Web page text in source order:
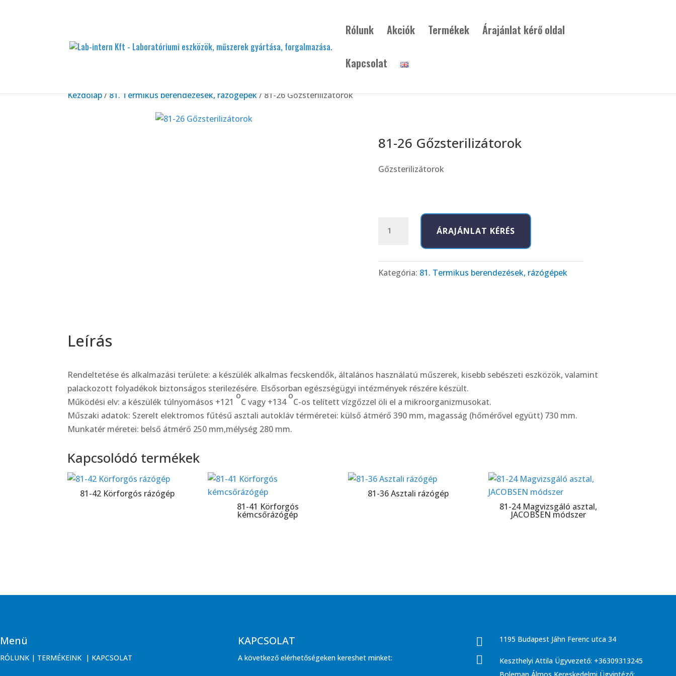
Rólunk Akciók Termékek Árajánlat kérő oldal
Kapcsolat
Kezdőlap/81. Termikus berendezések, rázógépek/ 81-26 Gőzsterilizátorok
81-26 Gőzsterilizátorok
Gőzsterilizátorok
Gőzsterilizátorok
mennyiség
ÁRAJÁNLAT KÉRÉS
Kategória: 81. Termikus berendezések, rázógépek
Leírás
Rendeltetése és alkalmazási területe: a készülék alkalmas fecskendők, általános használatú műszerek, kisebb sebészeti eszközök, valamint
palackozott folyadékok biztonságos sterilezésére. Elsősorban egészségügyi intézmények részére készült.
Működési elv: a készülék túlnyomásos +121
o
C vagy +134
o
C-os telített vízgőzzel öli el a mikroorganizmusokat.
Műszaki adatok: Szerelt elektromos fűtésű asztali autokláv térméretei: külső átmérő 390 mm, magasság (hőmérővel együtt) 730 mm.
Munkatér méretei: belső átmérő 250 mm,mélység 280 mm.
Kapcsolódó termékek
81-42 Körforgós rázógép
81-41 Körforgós
kémcsőrázógép
81-36 Asztali rázógép
81-24 Magvizsgáló asztal,
JACOBSEN módszer
Menü
RÓLUNK | TERMÉKEINK | KAPCSOLAT
KAPCSOLAT
A következő elérhetőségeken kereshet minket:
 1195 Budapest Jáhn Ferenc utca 34

Keszthelyi Attila Ügyvezető: +36309313245